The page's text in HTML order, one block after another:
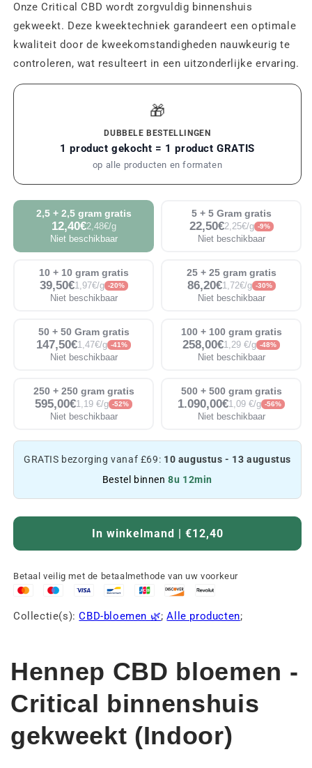
Onze Critical CBD wordt zorgvuldig binnenshuis
gekweekt. Deze kweektechniek garandeert een optimale
kwaliteit door de kweekomstandigheden nauwkeurig te
controleren, wat resulteert in een uitzonderlijke ervaring.
🎁
DUBBELE BESTELLINGEN
1 product gekocht = 1 product GRATIS
op alle producten en formaten
2,5 + 2,5 gram gratis
12,40€2,48€/g
Niet beschikbaar
5 + 5 Gram gratis
22,50€2,25€/g -9%
Niet beschikbaar
10 + 10 gram gratis
39,50€1,97€/g -20%
Niet beschikbaar
25 + 25 gram gratis
86,20€1,72€/g -30%
Niet beschikbaar
50 + 50 Gram gratis
147,50€1,47€/g -41%
Niet beschikbaar
100 + 100 gram gratis
258,00€1,29 €/g -48%
Niet beschikbaar
250 + 250 gram gratis
595,00€1,19 €/g -52%
Niet beschikbaar
500 + 500 gram gratis
1.090,00€1,09 €/g -56%
Niet beschikbaar
GRATIS bezorging vanaf £69: 10 augustus - 13 augustus
Bestel binnen8u 12min
In winkelmand | €12,40
Betaal veilig met de betaalmethode van uw voorkeur
Collectie(s):CBD-bloemen 🌿;Alle producten;
Hennep CBD bloemen -
Critical binnenshuis
gekweekt (Indoor)